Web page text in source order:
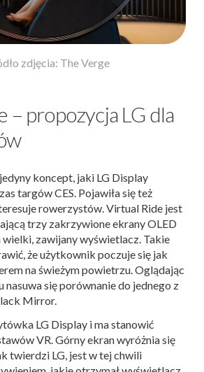
zdjęcia: The Verge
– propozycja LG dla
koncept, jaki LG Display
targów CES. Pojawiła się też
rowerzystów. Virtual Ride jest
trzy zakrzywione ekrany OLED
zawijany wyświetlacz. Takie
że użytkownik poczuje się jak
na świeżym powietrzu. Oglądając
nasuwa się porównanie do jednego z
Mirror.
LG Display i ma stanowić
VR. Górny ekran wyróżnia się
twierdzi LG, jest w tej chwili